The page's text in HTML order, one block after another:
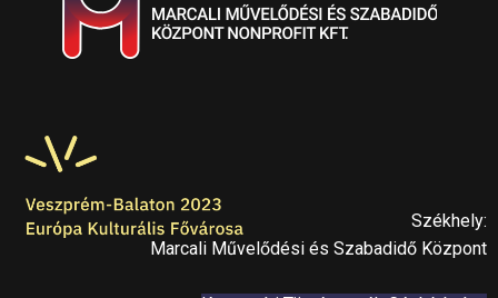
Székhely:
Marcali Művelődési és Szabadidő Központ